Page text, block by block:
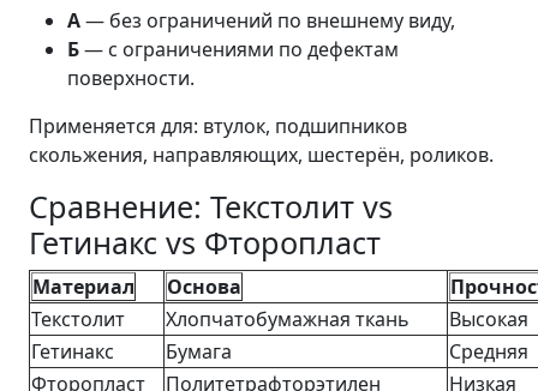
А— без ограничений по внешнему виду,
Б— с ограничениями по дефектам
поверхности.
Применяется для: втулок, подшипников
скольжения, направляющих, шестерён, роликов.
Сравнение: Текстолит vs
Гетинакс vs Фторопласт
Материал Основа
Текстолит
Хлопчатобумажная ткань
Высокая
Гетинакс
Бумага
Средняя
Фторопласт
Политетрафторэтилен Низкая